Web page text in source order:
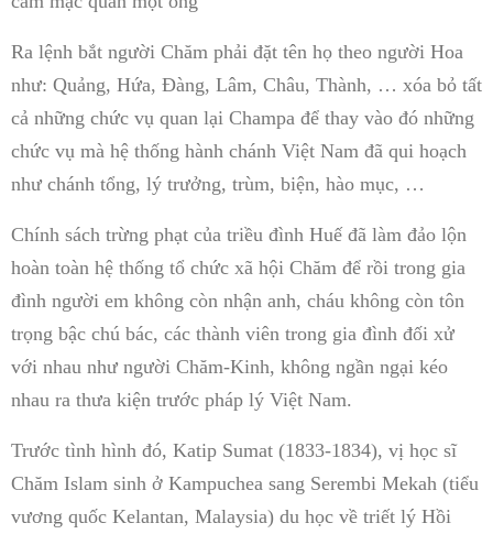
Ra lệnh bắt người Chăm phải đặt tên họ theo người Hoa
như: Quảng, Hứa, Đàng, Lâm, Châu, Thành, … xóa bỏ tất
cả những chức vụ quan lại Champa để thay vào đó những
chức vụ mà hệ thống hành chánh Việt Nam đã qui hoạch
như chánh tổng, lý trưởng, trùm, biện, hào mục, …
Chính sách trừng phạt của triều đình Huế đã làm đảo lộn
hoàn toàn hệ thống tổ chức xã hội Chăm để rồi trong gia
đình người em không còn nhận anh, cháu không còn tôn
trọng bậc chú bác, các thành viên trong gia đình đối xử
với nhau như người Chăm-Kinh, không ngần ngại kéo
nhau ra thưa kiện trước pháp lý Việt Nam.
Trước tình hình đó, Katip Sumat (1833-1834), vị học sĩ
Chăm Islam sinh ở Kampuchea sang Serembi Mekah (tiểu
vương quốc Kelantan, Malaysia) du học về triết lý Hồi